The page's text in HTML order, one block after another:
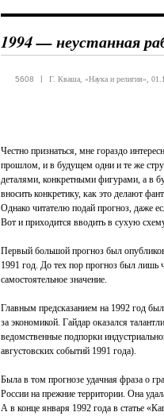
1994 — неустанная
5608 | Г. Кваша, «Наука и религия»,
Честно признаться, мне гораздо
прошлом, и в будущем одни и те же
деталями, конкретными фигурами, а в
вносить конкретику, как это делают
Однако читателю подай прогноз, даже
Вот и приходится вводить в сухую
Первый большой прогноз был
1991 год. До тех пор прогноз был лишь
самостоятельное значение.
Главным предсказанием на 1992 год
за экономикой. Гайдар оказался
ведомственные подпорки
августовских событий 1991 года).
Была в том прогнозе удачная фраза о
России на прежние территории. Она
А в конце января 1992 года в статье